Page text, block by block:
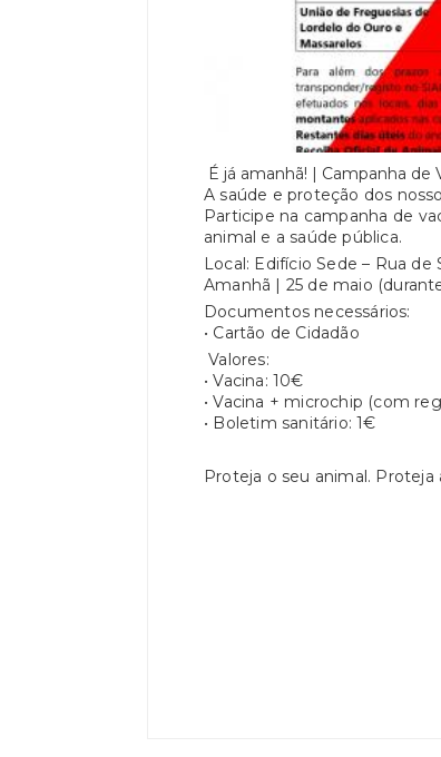
É já amanhã! | Campanha de
A saúde e proteção dos
Participe na campanha de
animal e a saúde pública.
Local: Edifício Sede – Rua de
Amanhã | 25 de maio
Documentos necessários:
• Cartão de Cidadão
Valores:
• Vacina: 10€
• Vacina + microchip (com
• Boletim sanitário: 1€
Proteja o seu animal. Proteja